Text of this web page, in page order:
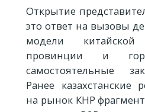
Открытие
это ответ на вызовы
модели
провинции и
самостоятельные
Ранее казахстанские
на рынок КНР